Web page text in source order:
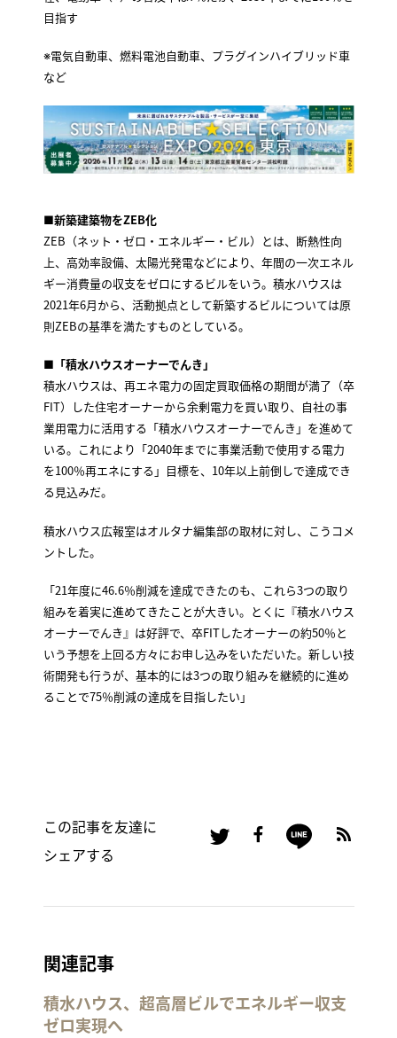
目指す
※電気自動車、燃料電池自動車、プラグインハイブリッド車
など
■新築建築物をZEB化
ZEB（ネット・ゼロ・エネルギー・ビル）とは、断熱性向
上、高効率設備、太陽光発電などにより、年間の一次エネル
ギー消費量の収支をゼロにするビルをいう。積水ハウスは
2021年6月から、活動拠点として新築するビルについては原
則ZEBの基準を満たすものとしている。
■「積水ハウスオーナーでんき」
積水ハウスは、再エネ電力の固定買取価格の期間が満了（卒
FIT）した住宅オーナーから余剰電力を買い取り、自社の事
業用電力に活用する「積水ハウスオーナーでんき」を進めて
いる。これにより「2040年までに事業活動で使用する電力
を100％再エネにする」目標を、10年以上前倒しで達成でき
る見込みだ。
積水ハウス広報室はオルタナ編集部の取材に対し、こうコメ
ントした。
「21年度に46.6％削減を達成できたのも、これら3つの取り
組みを着実に進めてきたことが大きい。とくに『積水ハウス
オーナーでんき』は好評で、卒FITしたオーナーの約50％と
いう予想を上回る方々にお申し込みをいただいた。新しい技
術開発も行うが、基本的には3つの取り組みを継続的に進め
ることで75％削減の達成を目指したい」
この記事を友達に
シェアする
関連記事
積水ハウス、超高層ビルでエネルギー収支
ゼロ実現へ